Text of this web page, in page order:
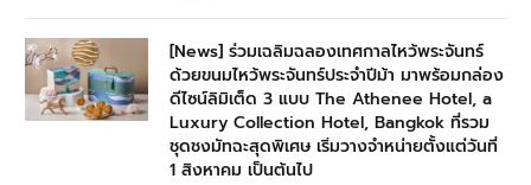
[News] ร่วมเฉลิมฉลองเทศกาลไหว้พระจันทร์
ด้วยขนมไหว้พระจันทร์ประจำปีม้า มาพร้อมกล่อง
ดีไซน์ลิมิเต็ด 3 แบบ The Athenee Hotel, a
Luxury Collection Hotel, Bangkok ที่รวม
ชุดชงมัทฉะสุดพิเศษ เริ่มวางจำหน่ายตั้งแต่วันที่
1 สิงหาคม เป็นต้นไป